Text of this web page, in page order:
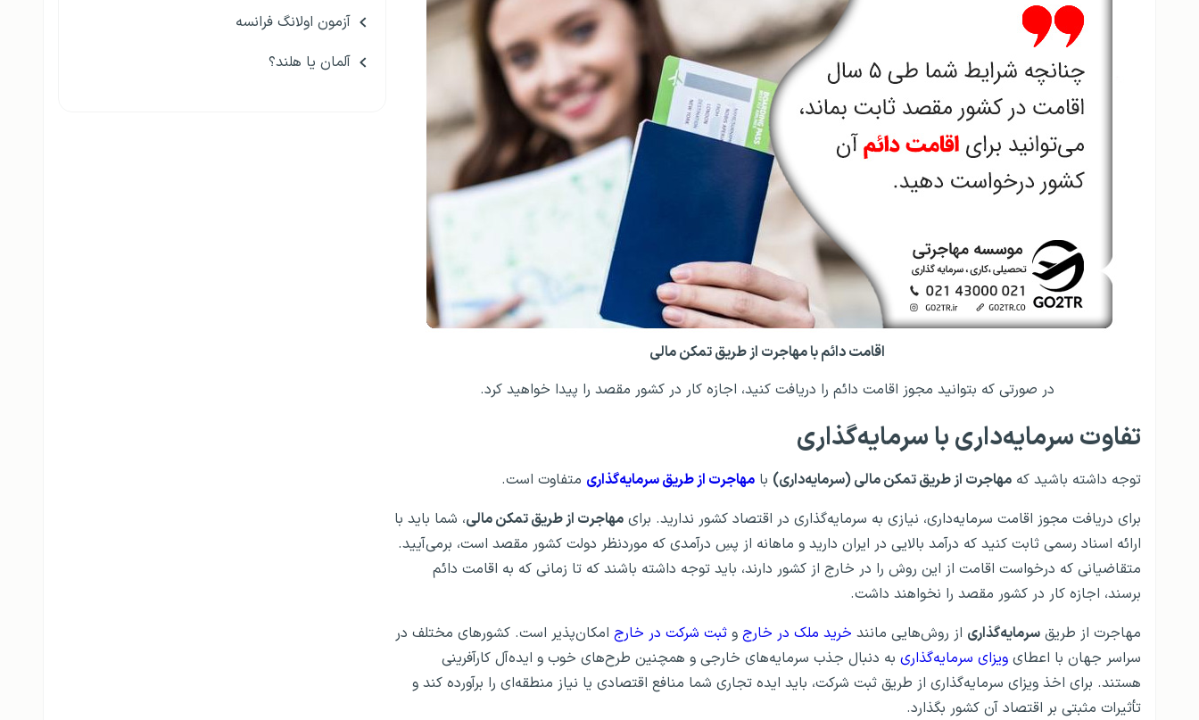
اقامت دائم با مهاجرت از طریق تمکن مالی
در صورتی که بتوانید مجوز اقامت دائم را دریافت کنید، اجازه کار در کشور مقصد را پیدا خواهید کرد.
تفاوت سرمایه‌داری با سرمایه‌گذاری
توجه داشته باشید که مهاجرت از طریق تمکن مالی (سرمایه‌داری) با مهاجرت از طریق سرمایه‌گذاری متفاوت است.
برای دریافت مجوز اقامت سرمایه‌داری، نیازی به سرمایه‌گذاری در اقتصاد کشور ندارید. برای مهاجرت از طریق تمکن مالی، شما باید با
ارائه اسناد رسمی ثابت کنید که درآمد بالایی در ایران دارید و ماهانه از پسِ درآمدی که موردنظر دولت کشور مقصد است، برمی‌آیید.
متقاضیانی که درخواست اقامت از این روش را در خارج از کشور دارند، باید توجه داشته باشند که تا زمانی که به اقامت دائم
برسند، اجازه کار در کشور مقصد را نخواهند داشت.
مهاجرت از طریق سرمایه‌گذاری از روش‌هایی مانند خرید ملک در خارج و ثبت شرکت در خارج امکان‌پذیر است. کشورهای مختلف در
سراسر جهان با اعطای ویزای سرمایه‌گذاری به دنبال جذب سرمایه‌های خارجی و همچنین طرح‌های خوب و ایده‌آل کارآفرینی
هستند. برای اخذ ویزای سرمایه‌گذاری از طریق ثبت شرکت، باید ایده تجاری شما منافع اقتصادی یا نیاز منطقه‌ای را برآورده کند و
تأثیرات مثبتی بر اقتصاد آن کشور بگذارد.
آزمون اولانگ فرانسه
آلمان یا هلند؟